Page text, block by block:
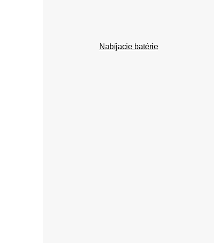
Nabíjacie batérie